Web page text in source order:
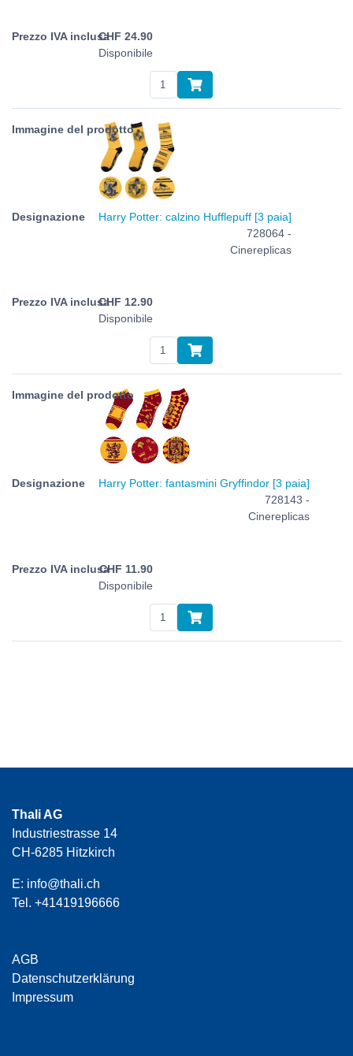
CHF 24.90
Disponibile
Harry Potter: calzino Hufflepuff [3 paia]
728064 -
Cinereplicas
CHF 12.90
Disponibile
Harry Potter: fantasmini Gryffindor [3 paia]
728143 -
Cinereplicas
CHF 11.90
Disponibile
Thali AG
Industriestrasse 14
CH-6285 Hitzkirch
E: info@thali.ch
Tel. +41419196666
AGB
Datenschutzerklärung
Impressum